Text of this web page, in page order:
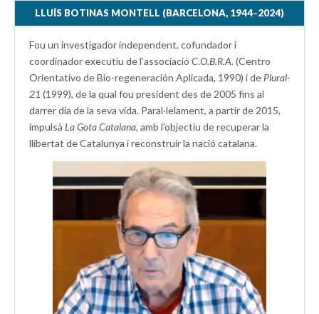
LLUÍS BOTINAS MONTELL (BARCELONA, 1944–2024)
Fou un investigador independent, cofundador i
coordinador executiu de l’associació C.O.B.R.A. (Centro
Orientativo de Bio-regeneración Aplicada, 1990) i dePlural-
21 (1999), de la qual fou president des de 2005 fins al
darrer dia de la seva vida. Paral·lelament, a partir de 2015,
impulsà La Gota Catalana, amb l’objectiu de recuperar la
llibertat de Catalunya i reconstruir la nació catalana.